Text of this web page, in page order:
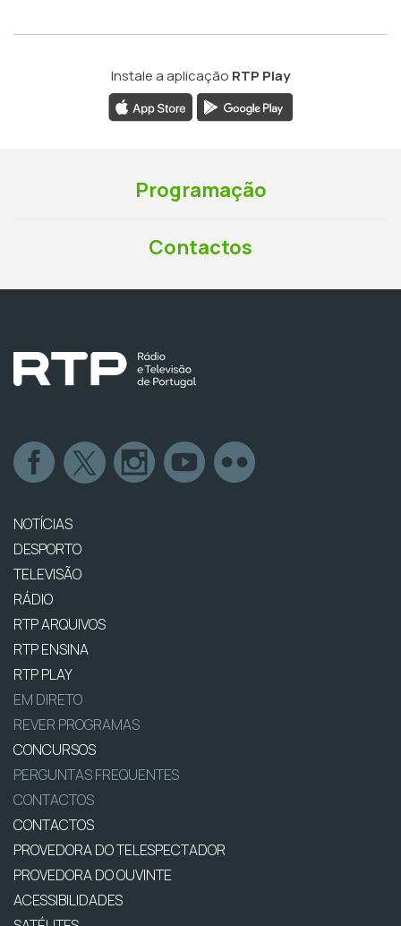
Instale a aplicação RTP Play
Programação
Contactos
NOTÍCIAS
DESPORTO
TELEVISÃO
RÁDIO
RTP ARQUIVOS
RTP ENSINA
RTP PLAY
EM DIRETO
REVER PROGRAMAS
CONCURSOS
PERGUNTAS FREQUENTES
CONTACTOS
CONTACTOS
PROVEDORA DO TELESPECTADOR
PROVEDORA DO OUVINTE
ACESSIBILIDADES